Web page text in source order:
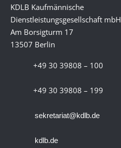
KDLB Kaufmännische
Dienstleistungsgesellschaft mbH
Am Borsigturm 17
13507 Berlin
+49 30 39808 – 100
+49 30 39808 – 199
sekretariat@kdlb.de
kdlb.de